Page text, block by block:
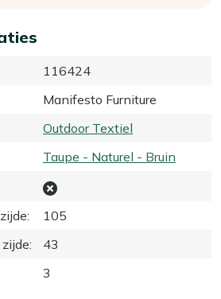
116424
Manifesto Furniture
Outdoor Textiel
Taupe - Naturel - Bruin
:
105
:
43
3